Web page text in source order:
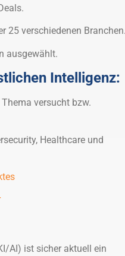
25 verschiedenen Branchen.
ausgewählt.
Intelligenz:
versucht bzw.
Healthcare und
AI) ist sicher aktuell ein